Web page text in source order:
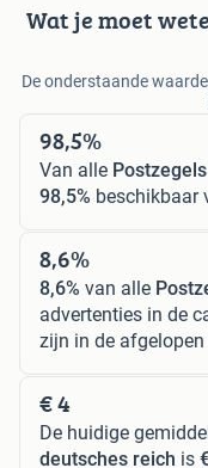
Wat je moet
De onderstaande
98,5%
Van alle
98,5% beschikbaar
8,6%
8,6% van alle
advertenties in de
zijn in de
€ 4
De huidige
deutsches reich is